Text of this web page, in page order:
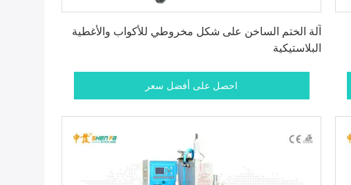
آلة الختم الساخن على شكل مخروطي للأكواب والأغطية
البلاستيكية
احصل على أفضل سعر